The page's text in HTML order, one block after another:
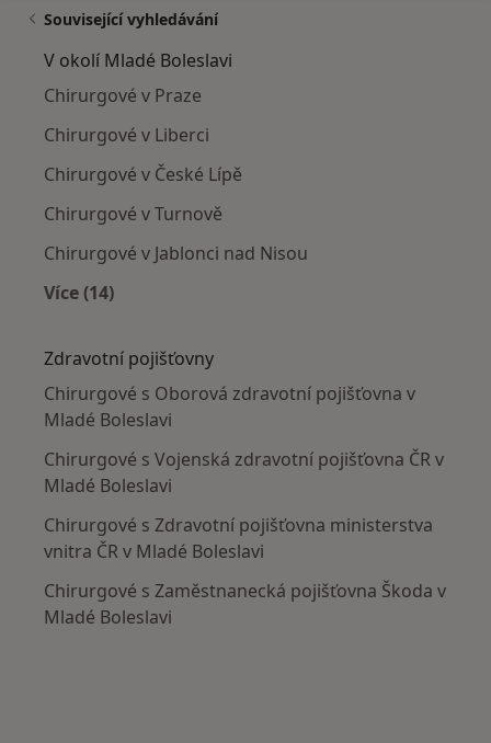
Související vyhledávání
V okolí Mladé Boleslavi
Chirurgové v Praze
Chirurgové v Liberci
Chirurgové v České Lípě
Chirurgové v Turnově
Chirurgové v Jablonci nad Nisou
Více (14)
Zdravotní pojišťovny
Chirurgové s Oborová zdravotní pojišťovna v
Mladé Boleslavi
Chirurgové s Vojenská zdravotní pojišťovna ČR v
Mladé Boleslavi
Chirurgové s Zdravotní pojišťovna ministerstva
vnitra ČR v Mladé Boleslavi
Chirurgové s Zaměstnanecká pojišťovna Škoda v
Mladé Boleslavi